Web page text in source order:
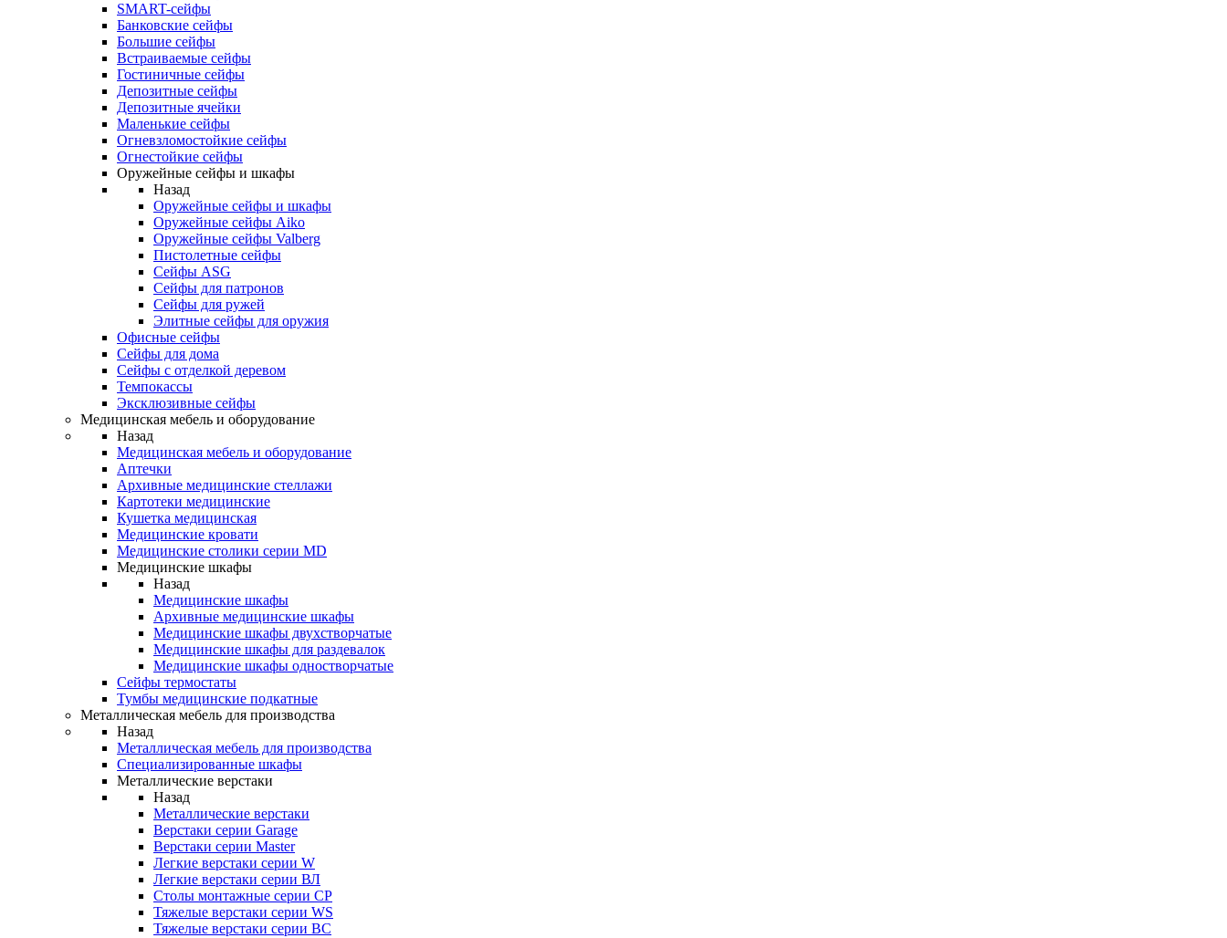
SMART-сейфы
Банковские сейфы
Большие сейфы
Встраиваемые сейфы
Гостиничные сейфы
Депозитные сейфы
Депозитные ячейки
Маленькие сейфы
Огневзломостойкие сейфы
Огнестойкие сейфы
Оружейные сейфы и шкафы
Назад
Оружейные сейфы и шкафы
Оружейные сейфы Aiko
Оружейные сейфы Valberg
Пистолетные сейфы
Сейфы ASG
Сейфы для патронов
Сейфы для ружей
Элитные сейфы для оружия
Офисные сейфы
Сейфы для дома
Сейфы с отделкой деревом
Темпокассы
Эксклюзивные сейфы
Медицинская мебель и оборудование
Назад
Медицинская мебель и оборудование
Аптечки
Архивные медицинские стеллажи
Картотеки медицинские
Кушетка медицинская
Медицинские кровати
Медицинские столики серии MD
Медицинские шкафы
Назад
Медицинские шкафы
Архивные медицинские шкафы
Медицинские шкафы двухстворчатые
Медицинские шкафы для раздевалок
Медицинские шкафы одностворчатые
Сейфы термостаты
Тумбы медицинские подкатные
Металлическая мебель для производства
Назад
Металлическая мебель для производства
Cпециализированные шкафы
Металлические верстаки
Назад
Металлические верстаки
Верстаки серии Garage
Верстаки серии Master
Легкие верстаки серии W
Легкие верстаки серии ВЛ
Столы монтажные серии СР
Тяжелые верстаки серии WS
Тяжелые верстаки серии ВС